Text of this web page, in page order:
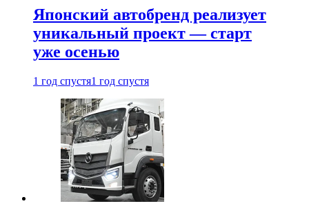
Японский автобренд реализует
уникальный проект — старт
уже осенью
1 год спустя1 год спустя